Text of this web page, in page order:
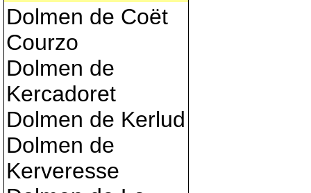
Dolmen de Coët
Courzo
Dolmen de
Kercadoret
Dolmen de Kerlud
Dolmen de
Kerveresse